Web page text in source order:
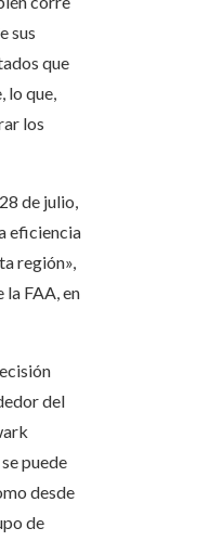
sus
que
lo que,
los
de julio,
eficiencia
región»,
FAA, en
del
puede
desde
de